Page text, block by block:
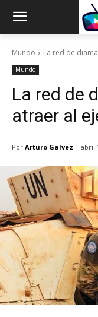
Mundo La red de
Mundo
La red de
atraer al
Por Arturo Galvez abril